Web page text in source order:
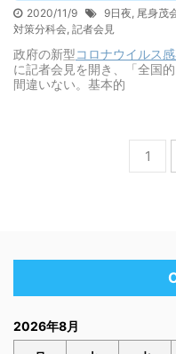
2020/11/9 9日夜, 尾身茂
対策分科会, 記者会見
政府の新型コロナウイルス
に記者会見を開き、「全国
間違いない。基本的
1
2026年8月